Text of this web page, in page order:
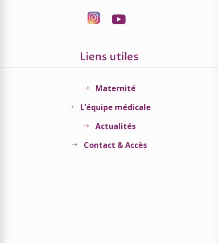
Liens utiles
$ Maternité
$ L’équipe médicale
$ Actualités
$ Contact & Accès